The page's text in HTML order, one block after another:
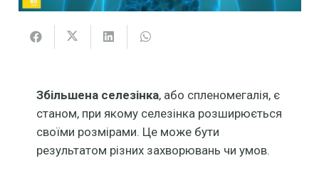
Збільшена селезінка, або спленомегалія, є
станом, при якому селезінка розширюється
своїми розмірами. Це може бути
результатом різних захворювань чи умов.